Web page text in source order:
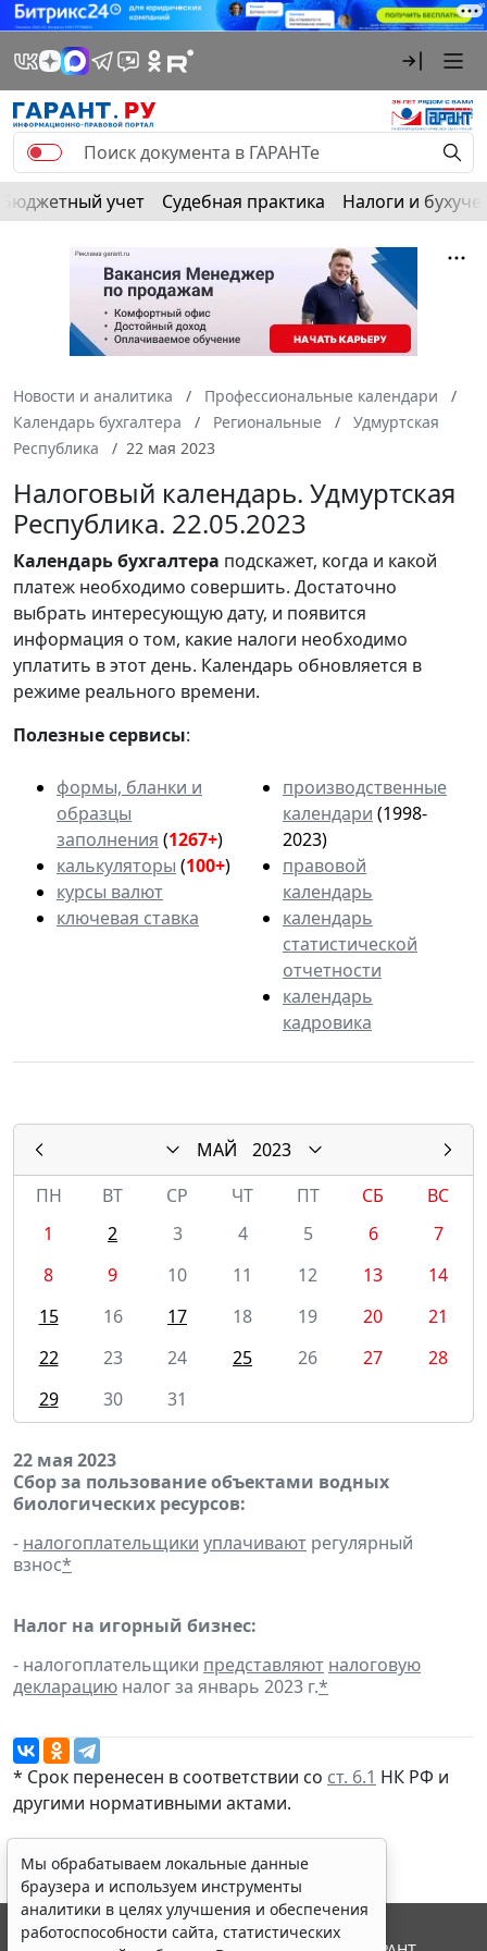
Бюджетный учет Судебная практика Налоги и
Новости и аналитика
Профессиональные календари
Календарь бухгалтера
Региональные
Удмуртская
Республика
22 мая 2023
Налоговый календарь. Удмуртская
Республика. 22.05.2023
Календарьбухгалтера подскажет, когда и какой
платеж необходимо совершить. Достаточно
выбрать интересующую дату, и появится
информация о том, какие налоги необходимо
уплатить в этот день. Календарь обновляется в
режиме реального времени.
Полезные сервисы:
формы, бланки и
образцы
заполнения (1267+)
калькуляторы (100+)
курсы валют
ключевая ставка
производственные
календари (1998-
2023)
правовой
календарь
календарь
статистической
отчетности
календарь
кадровика
МАЙ
2023
ПН
ВТ СР ЧТ ПТ СБ
ВС
1
2 3 4 5 6
7
8
9 10 11 12 13
14
15
16 17 18 19 20
21
22
23 24 25 26 27
28
29
30 31
22 мая 2023
Сбор за пользование объектами водных
биологических ресурсов:
- налогоплательщики уплачивают регулярный
взнос*
Налог на игорный бизнес:
- налогоплательщики представляют налоговую
декларацию налог за январь 2023 г.*
* Срок перенесен в соответствии со ст. 6.1 НК РФ и
другими нормативными актами.
Мы обрабатываем локальные данные
браузера и используем инструменты
аналитики в целях улучшения и обеспечения
работоспособности сайта, статистических